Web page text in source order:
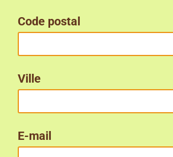
Code postal
Ville
E-mail